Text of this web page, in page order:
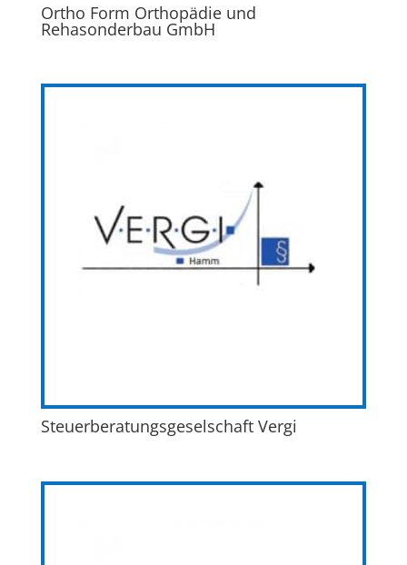
Ortho Form Orthopädie und
Rehasonderbau GmbH
Steuerberatungsgeselschaft Vergi